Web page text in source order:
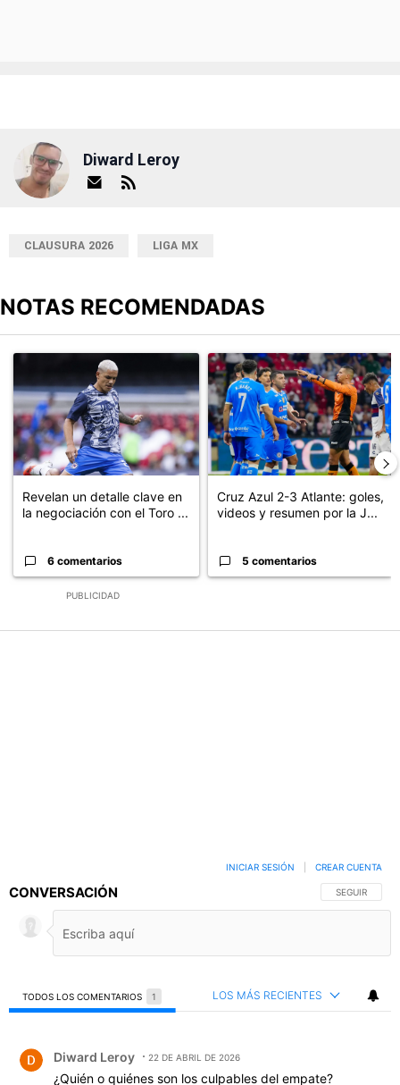
Diward Leroy
CLAUSURA 2026 LIGA MX
NOTAS RECOMENDADAS
PUBLICIDAD
Un artículo de tendencia con el título "Revelan un detalle clave
Revelan un detalle clave en
la negociación con el Toro ...
6 comentarios
Un artículo de tendencia con el
Cruz Azul 2-3 Atlante: goles,
videos y resumen por la J...
5 comentarios
CONVERSACIÓN SIGA ESTA
SEGUIR
INICIAR SESIÓN CREAR CUENTA
TODOS LOS COMENTARIOS 1 LOS MÁS RECIENTES
Diward Leroy 22 DE ABRIL DE 2026
¿Quién o quiénes son los culpables del empate?